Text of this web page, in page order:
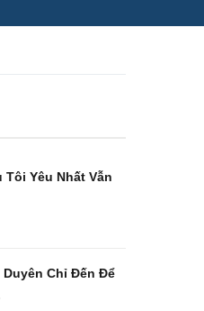
Tôi Yêu Nhất Vẫn
Chỉ Đến Để